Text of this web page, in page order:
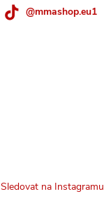
Sledovat na Instagramu
@mmashop.eu1